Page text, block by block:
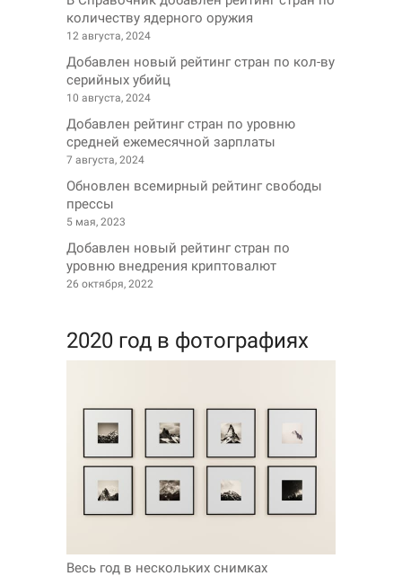
количеству ядерного оружия
12 августа, 2024
Добавлен новый рейтинг стран по кол-ву
серийных убийц
10 августа, 2024
Добавлен рейтинг стран по уровню
средней ежемесячной зарплаты
7 августа, 2024
Обновлен всемирный рейтинг свободы
прессы
5 мая, 2023
Добавлен новый рейтинг стран по
уровню внедрения криптовалют
26 октября, 2022
2020 год в фотографиях
Весь год в нескольких снимках